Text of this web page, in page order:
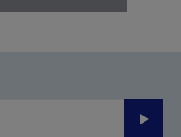
Invia